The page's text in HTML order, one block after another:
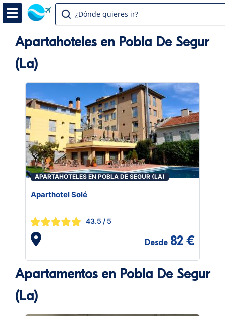
¿Dónde quieres ir?
Apartahoteles en Pobla De Segur
(La)
APARTAHOTELES EN POBLA DE SEGUR (LA)
Aparthotel Solé
43.5 / 5
Desde 82 €
Apartamentos en Pobla De Segur
(La)